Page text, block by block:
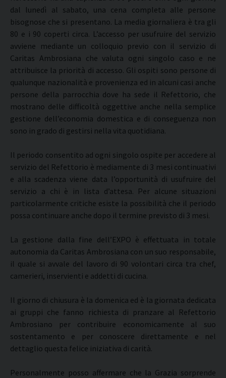
dal lunedì al sabato, una cena completa alle persone
bisognose che si presentano. La media giornaliera è tra gli
80 e i 90 coperti circa. L’accesso per usufruire del servizio
avviene mediante un colloquio previo con il servizio di
Caritas Ambrosiana che valuta ogni singolo caso e ne
attribuisce la priorità di accesso. Gli ospiti sono persone di
qualunque nazionalità e provenienza ed in alcuni casi anche
persone della parrocchia dove ha sede il Refettorio, che
mostrano delle difficoltà oggettive anche nella semplice
gestione dell’economia domestica e di conseguenza non
sono in grado di gestirsi nella vita quotidiana.
Il periodo consentito ad ogni singolo ospite per accedere al
servizio del Refettorio è mediamente di 3 mesi continuativi
e alla scadenza viene data l’opportunità di usufruire del
servizio a chi è in lista d’attesa. Per alcune situazioni
particolarmente critiche esiste la possibilità che il periodo
possa continuare anche dopo il termine previsto di 3 mesi.
La gestione dalla fine dell’EXPO è effettuata in totale
autonomia da Caritas Ambrosiana con un suo responsabile,
il quale si avvale del lavoro di 90 volontari circa tra chef,
camerieri, inservienti e addetti di cucina.
Il giorno di chiusura è la domenica ed è la giornata dedicata
ai gruppi che fanno richiesta di pranzare al Refettorio
Ambrosiano per contribuire economicamente al suo
sostentamento e per conoscere direttamente e nel
dettaglio questa felice iniziativa di carità.
Personalmente posso affermare che la Grazia sorprende